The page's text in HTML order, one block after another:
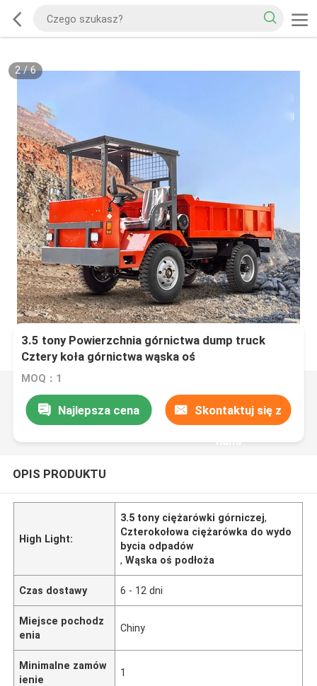
2/6
3.5 tony Powierzchnia górnictwa dump truck
Cztery koła górnictwa wąska oś
MOQ：1
Najlepsza cena Skontaktuj się z
nami
OPIS PRODUKTU
High Light:
3.5 tony ciężarówki górniczej,
Czterokołowa ciężarówka do wydo
bycia odpadów
,Wąska oś podłoża
Czas dostawy 6 - 12 dni
Miejsce pochodz
enia
Chiny
Minimalne zamów
ienie
1